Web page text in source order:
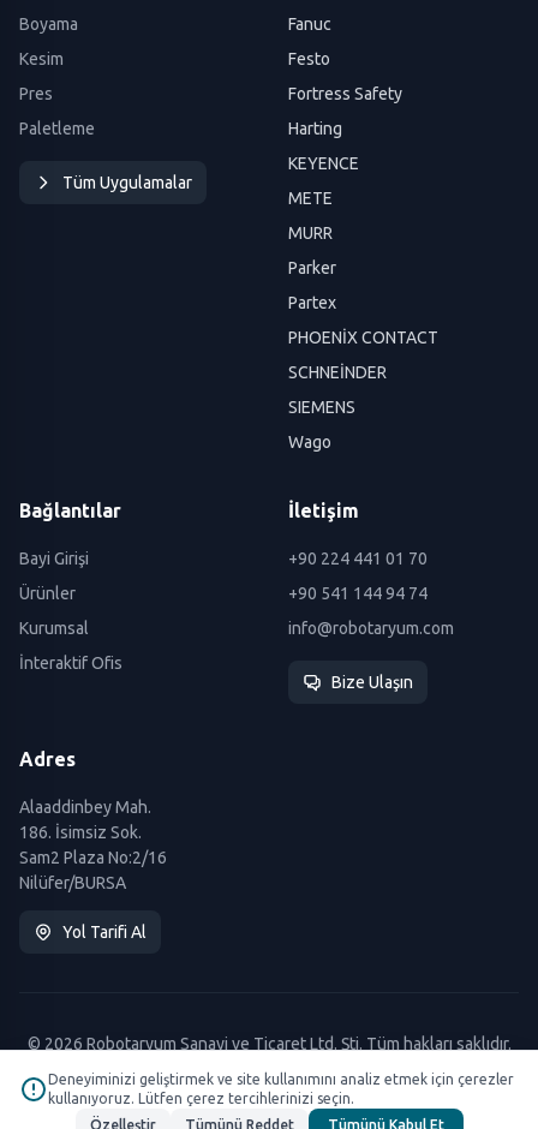
Boyama
Kesim
Pres
Paletleme
Tüm Uygulamalar
Fanuc
Festo
Fortress Safety
Harting
KEYENCE
METE
MURR
Parker
Partex
PHOENİX CONTACT
SCHNEİNDER
SIEMENS
Wago
Bağlantılar
Bayi Girişi
Ürünler
Kurumsal
İnteraktif Ofis
İletişim
+90 224 441 01 70
+90 541 144 94 74
info@robotaryum.com
Bize Ulaşın
Adres
Alaaddinbey Mah.
186. İsimsiz Sok.
Sam2 Plaza No:2/16
Nilüfer/BURSA
Yol Tarifi Al
© 2026 Robotaryum Sanayi ve Ticaret Ltd. Şti. Tüm hakları saklıdır.
Deneyiminizi geliştirmek ve site kullanımını analiz etmek için çerezler
kullanıyoruz. Lütfen çerez tercihlerinizi seçin.
Özelleştir
Tümünü Reddet Tümünü Kabul Et